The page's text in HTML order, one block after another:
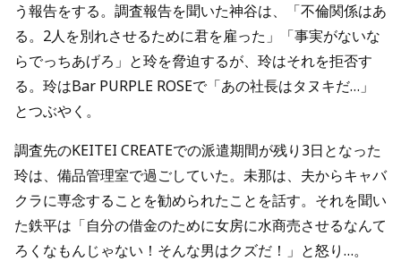
う報告をする。調査報告を聞いた神谷は、「不倫関係はあ
る。2人を別れさせるために君を雇った」「事実がないな
らでっちあげろ」と玲を脅迫するが、玲はそれを拒否す
る。玲はBar PURPLE ROSEで「あの社長はタヌキだ…」
とつぶやく。
調査先のKEITEI CREATEでの派遣期間が残り3日となった
玲は、備品管理室で過ごしていた。未那は、夫からキャバ
クラに専念することを勧められたことを話す。それを聞い
た鉄平は「自分の借金のために女房に水商売させるなんて
ろくなもんじゃない！そんな男はクズだ！」と怒り…。